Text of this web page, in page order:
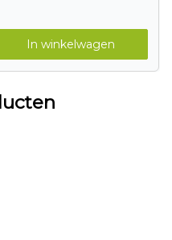
In winkelwagen